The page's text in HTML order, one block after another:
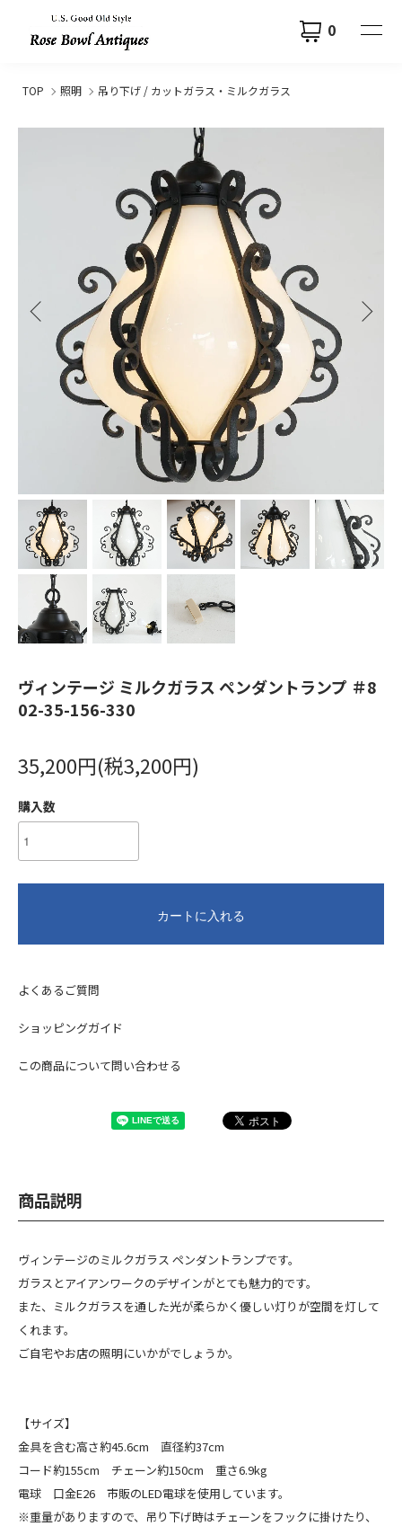
0
TOP 照明 吊り下げ / カットガラス・ミルクガラス
ヴィンテージ ミルクガラス ペンダントランプ ＃8
02-35-156-330
35,200円(税3,200円)
購入数
カートに入れる
よくあるご質問
ショッピングガイド
この商品について問い合わせる
商品説明
ヴィンテージのミルクガラス ペンダントランプです。
ガラスとアイアンワークのデザインがとても魅力的です。
また、ミルクガラスを通した光が柔らかく優しい灯りが空間を灯して
くれます。
ご自宅やお店の照明にいかがでしょうか。
【サイズ】
金具を含む高さ約45.6cm 直径約37cm
コード約155cm チェーン約150cm 重さ6.9kg
電球 口金E26 市販のLED電球を使用しています。
※重量がありますので、吊り下げ時はチェーンをフックに掛けたり、